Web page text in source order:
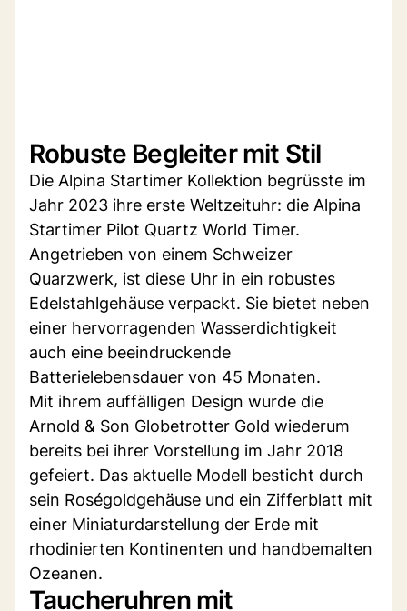
Robuste Begleiter mit Stil
Die Alpina Startimer Kollektion begrüsste im
Jahr 2023 ihre erste Weltzeituhr: die Alpina
Startimer Pilot Quartz World Timer.
Angetrieben von einem Schweizer
Quarzwerk, ist diese Uhr in ein robustes
Edelstahlgehäuse verpackt. Sie bietet neben
einer hervorragenden Wasserdichtigkeit
auch eine beeindruckende
Batterielebensdauer von 45 Monaten.
Mit ihrem auffälligen Design wurde die
Arnold & Son Globetrotter Gold wiederum
bereits bei ihrer Vorstellung im Jahr 2018
gefeiert. Das aktuelle Modell besticht durch
sein Roségoldgehäuse und ein Zifferblatt mit
einer Miniaturdarstellung der Erde mit
rhodinierten Kontinenten und handbemalten
Ozeanen.
Taucheruhren mit